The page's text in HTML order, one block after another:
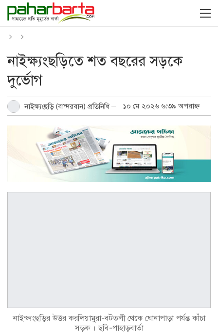
নাইক্ষ্যংছড়িতে শত বছরের সড়কে
দুর্ভোগ
নাইক্ষ্যংছড়ি (বান্দরবান) প্রতিনিধি ১০ মে ২০২৬ ৬:৩৯ অপরাহ্ন
নাইক্ষ্যংছড়ির উত্তর করলিয়ামুরা-বটতলী থেকে ঘোনাপাড়া পর্যন্ত কাঁচা
সড়ক । ছবি-পাহাড়বার্তা